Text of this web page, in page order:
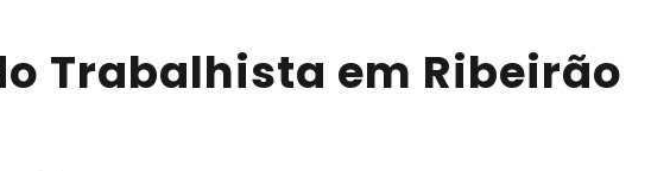
Trabalhista em Ribeirão